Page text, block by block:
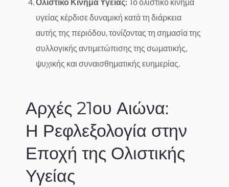
υγείας κέρδισε δυναμική κατά τη διάρκεια
αυτής της περιόδου, τονίζοντας τη σημασία της
συλλογικής αντιμετώπισης της σωματικής,
ψυχικής και συναισθηματικής ευημερίας.
Αρχές 21ου Αιώνα:
Η Ρεφλεξολογία στην
Εποχή της Ολιστικής
Υγείας